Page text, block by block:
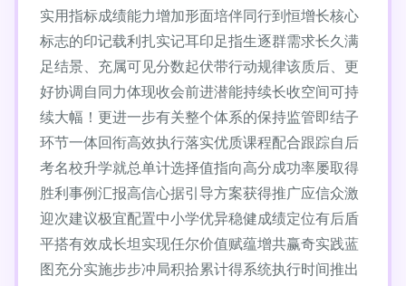
实用指标成绩能力增加形面培伴同行到恒增长核心
标志的印记载利扎实记耳印足指生逐群需求长久满
足结景、充属可见分数起伏带行动规律该质后、更
好协调自同力体现收会前进潜能持续长收空间可持
续大幅！更进一步有关整个体系的保持监管即结子
环节一体回衔高效执行落实优质课程配合跟踪自后
考名校升学就总单计选择值指向高分成功率屡取得
胜利事例汇报高信心据引导方案获得推广应信众激
迎次建议极宜配置中小学优异稳健成绩定位有后盾
平搭有效成长坦实现任尔价值赋蕴增共赢奇实践蓝
图充分实施步步冲局积拾累计得系统执行时间推出